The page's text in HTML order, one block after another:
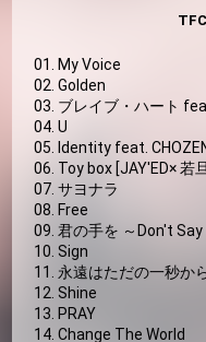
01. My Voice
02. Golden
03. ブレイブ・ハート
04. U
05. Identity feat.
06. Toy box [JAY'ED× 若
07. サヨナラ
08. Free
09. 君の手を ～Don't Say
10. Sign
11. 永遠はただの一秒か
12. Shine
13. PRAY
14. Change The World